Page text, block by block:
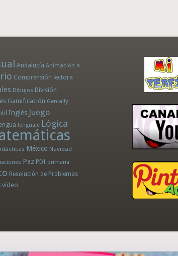
Andalucía Animación a
Comprensión lectora
Dibujos División
Gamificación Genially
Inglés Juego
lenguaje Lógica
México Navidad
Paz PDI primaria
Resolución de Problemas
vídeo